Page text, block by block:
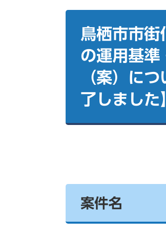
タ
鳥栖市市街
の運用基準
（案）に
了しました
案件名